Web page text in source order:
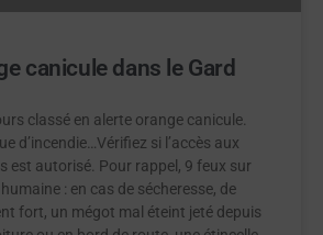
canicule dans le Gard
classé en alerte orange canicule.
d’incendie…Vérifiez si l’accès aux
est autorisé. Pour rappel, 9 feux sur
: en cas de sécheresse, de
fort, un mégot mal éteint jeté depuis